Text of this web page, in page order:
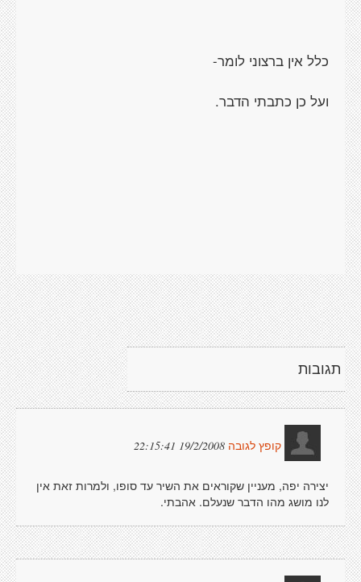
כלל אין ברצוני לומר-
ועל כן כתבתי הדבר.
תגובות
קופץ לגובה 19/2/2008 22:15:41
יצירה יפה, מעניין שקוראים את השיר עד סופו, ולמרות זאת אין
לנו מושג מהו הדבר שנעלם. אהבתי.